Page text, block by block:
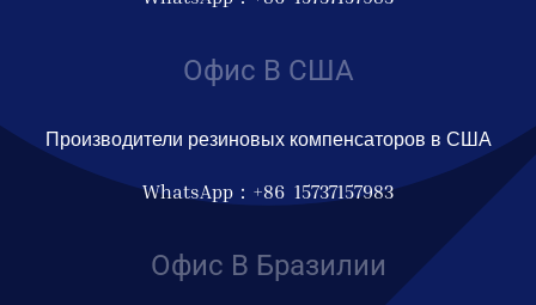
Офис В США
Производители резиновых компенсаторов в США
WhatsApp：+86 15737157983
Офис В Бразилии